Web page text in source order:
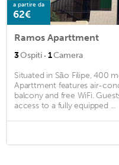
a partire da
62€
Ramos Aparttment
3Ospiti · 1Camera
Situated in São Filipe, 400
Aparttment features air-
balcony and free WiFi.
access to a fully equipped ...